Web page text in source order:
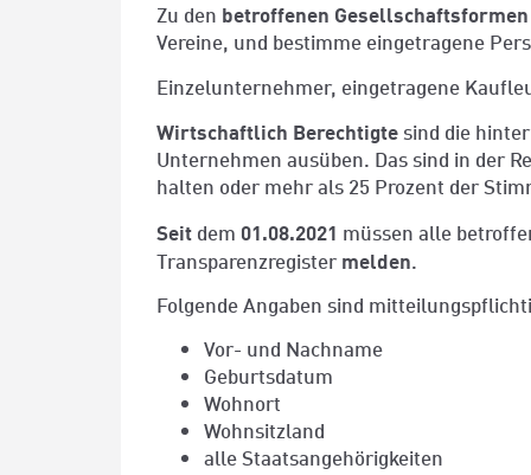
Zu den betroffenen Gesellschaftsformen
Vereine, und bestimme eingetragene
Einzelunternehmer, eingetragene
Wirtschaftlich Berechtigte sind die
Unternehmen ausüben. Das sind in der
halten oder mehr als 25 Prozent der
Seit dem 01.08.2021 müssen alle
Transparenzregister melden.
Folgende Angaben sind
Vor- und Nachname
Geburtsdatum
Wohnort
Wohnsitzland
alle Staatsangehörigkeiten